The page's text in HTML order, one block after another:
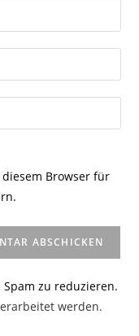
Browser für
zu reduzieren.
werden.